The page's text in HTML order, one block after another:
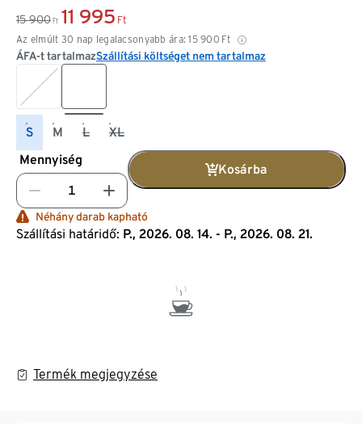
15 900 Ft 11 995 Ft
Az elmúlt 30 nap legalacsonyabb ára: 15 900 Ft
ÁFA-t tartalmazSzállítási költséget nem tartalmaz
S M L
XL
Mennyiség
Kosárba
Néhány darab kapható
Szállítási határidő: P., 2026. 08. 14. - P., 2026. 08. 21.
Termék megjegyzése